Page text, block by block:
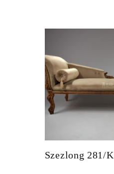
Szezlong 281/K